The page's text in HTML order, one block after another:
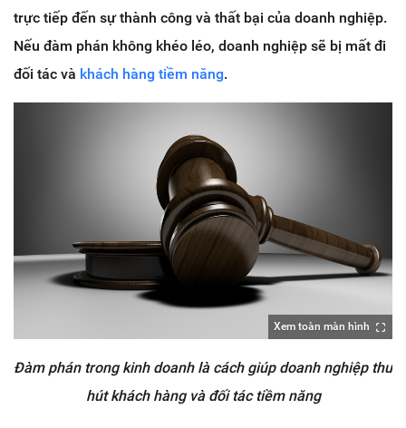
trực tiếp đến sự thành công và thất bại của doanh nghiệp.
Nếu đàm phán không khéo léo, doanh nghiệp sẽ bị mất đi
đối tác và khách hàng tiềm năng.
Xem toàn màn hình
Đàm phán trong kinh doanh là cách giúp doanh nghiệp thu
hút khách hàng và đối tác tiềm năng